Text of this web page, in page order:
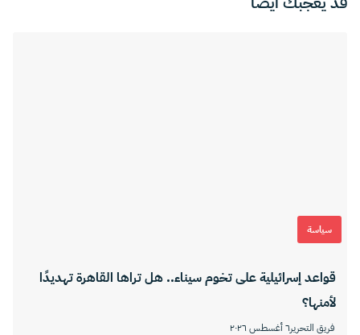
سياسة
قواعد إسرائيلية على تخوم سيناء.. هل تراها القاهرة تهديدًا
لأمنها؟
فريق التحرير٦ أغسطس ٢٠٢٦